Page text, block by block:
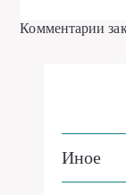
Комментарии
Иное